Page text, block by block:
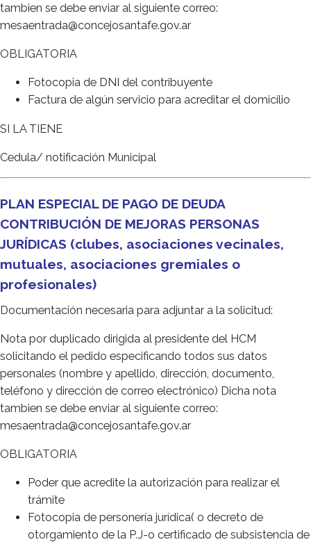
tambien se debe enviar al siguiente correo:
mesaentrada@concejosantafe.gov.ar
OBLIGATORIA
Fotocopia de DNI del contribuyente
Factura de algún servicio para acreditar el domicilio
SI LA TIENE
Cedula/ notificación Municipal
PLAN ESPECIAL DE PAGO DE DEUDA
CONTRIBUCIÓN DE MEJORAS PERSONAS
JURÍDICAS (clubes, asociaciones vecinales,
mutuales, asociaciones gremiales o
profesionales)
Documentación necesaria para adjuntar a la solicitud:
Nota por duplicado dirigida al presidente del HCM
solicitando el pedido especificando todos sus datos
personales (nombre y apellido, dirección, documento,
teléfono y dirección de correo electrónico) Dicha nota
tambien se debe enviar al siguiente correo:
mesaentrada@concejosantafe.gov.ar
OBLIGATORIA
Poder que acredite la autorización para realizar el
trámite
Fotocopia de personería jurídica( o decreto de
otorgamiento de la P.J-o certificado de subsistencia de